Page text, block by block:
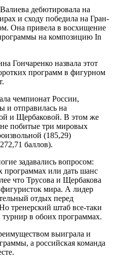
дебютировала на
и сходу победила на Гран-
Она привела в восхищение
на композицию In
Гончаренко назвала этот
программ в фигурном
чемпионат России,
и отправилась на
и Щербаковой. В этом же
не побитые три мировых
(185,29)
баллов).
задавались вопросом:
программах или дать шанс
что Трусова и Щербакова
мира. А лидер
отдых перед
тренерский штаб все-таки
в обоих программах.
выиграла и
а российская команда